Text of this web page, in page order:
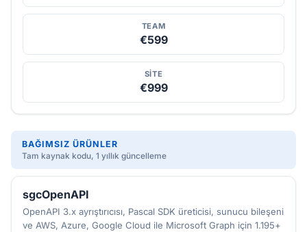
TEAM
€599
SITE
€999
BAĞIMSIZ ÜRÜNLER
Tam kaynak kodu, 1 yıllık güncelleme
sgcOpenAPI
OpenAPI 3.x ayrıştırıcısı, Pascal SDK üreticisi, sunucu bileşeni
ve AWS, Azure, Google Cloud ile Microsoft Graph için 1.195+